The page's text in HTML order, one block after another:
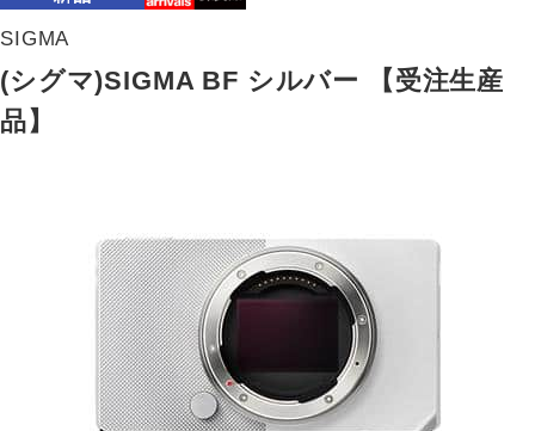
SIGMA
(シグマ)SIGMA BF シルバー 【受注生産
品】